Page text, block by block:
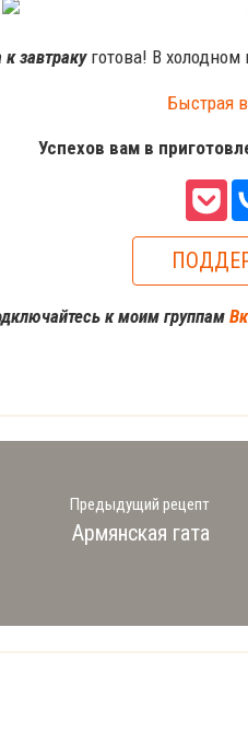
завтракуготова! В холодном
Успехов вам в
к моим группам
Предыдущий рецепт
Армянская гата